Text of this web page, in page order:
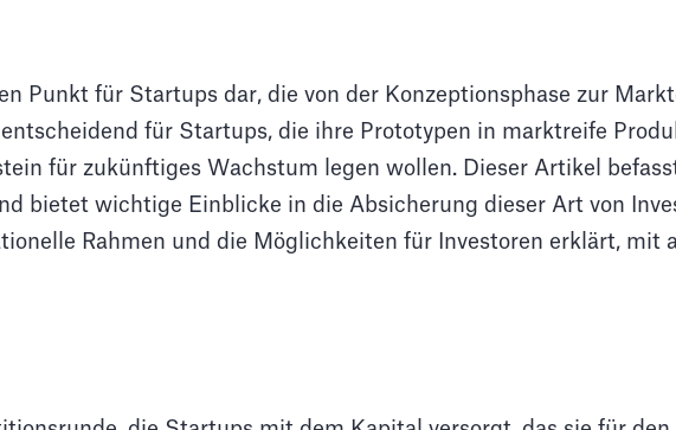
Punkt für Startups dar, die von der Konzeptionsphase zur
für Startups, die ihre Prototypen in marktreife
für zukünftiges Wachstum legen wollen. Dieser Artikel
bietet wichtige Einblicke in die Absicherung dieser Art von
Rahmen und die Möglichkeiten für Investoren erklärt, mit